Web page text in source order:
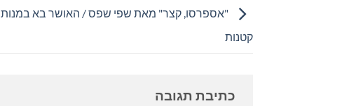
"אספרסו, קצר" מאת שפי שפס / האושר בא במנות
קטנות
כתיבת תגובה